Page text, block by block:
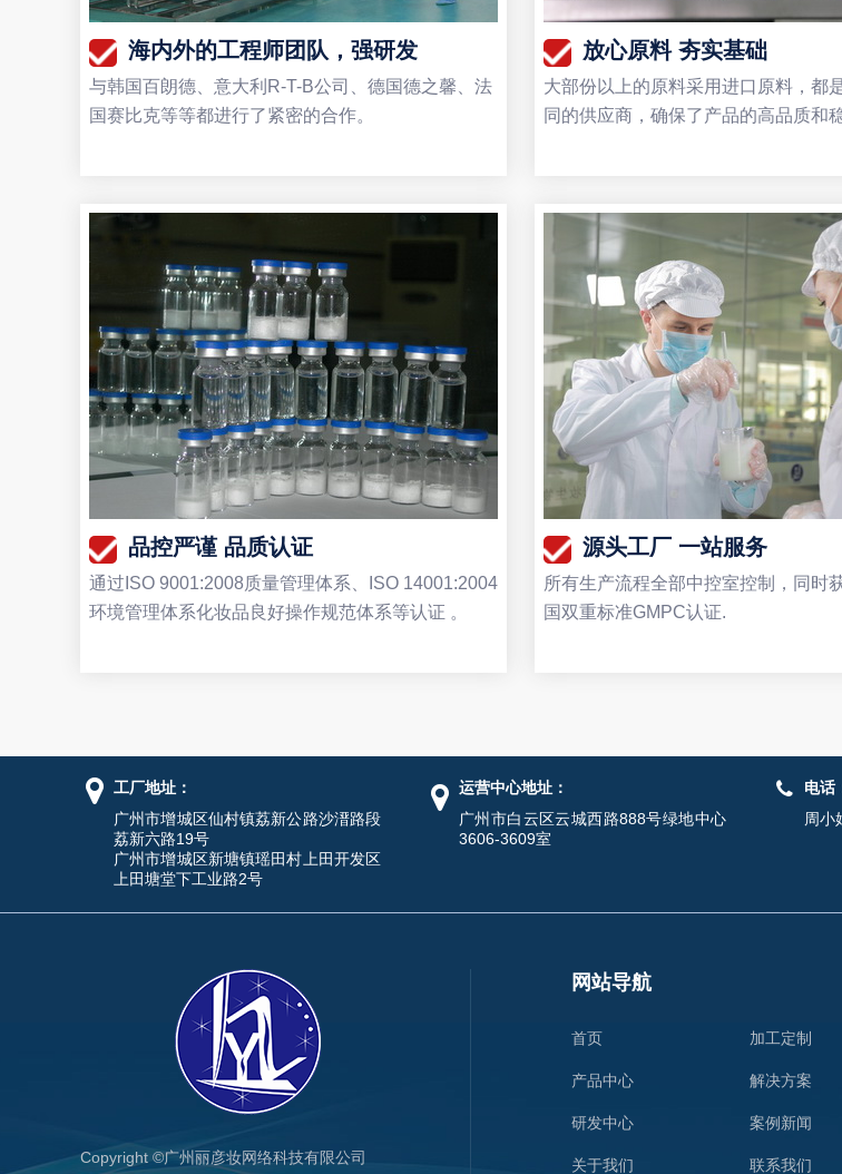
海内外的工程师团队，强研发
与韩国百朗德、意大利R-T-B公司、德国德之馨、法
国赛比克等等都进行了紧密的合作。
放心原料 夯实基础
大部份以上的原料采用进口原料，都
同的供应商，确保了产品的高品质和
品控严谨 品质认证
通过ISO 9001:2008质量管理体系、ISO 14001:2004
环境管理体系化妆品良好操作规范体系等认证 。
源头工厂 一站服务
所有生产流程全部中控室控制，同时
国双重标准GMPC认证.
工厂地址：
广州市增城区仙村镇荔新公路沙溍路段
荔新六路19号
广州市增城区新塘镇瑶田村上田开发区
上田塘堂下工业路2号
运营中心地址：
广州市白云区云城西路888号绿地中心
3606-3609室
电话
周小
Copyright ©广州丽彦妆网络科技有限公司
网站导航
首页 加工定制
产品中心 解决方案
研发中心 案例新闻
关于我们 联系我们